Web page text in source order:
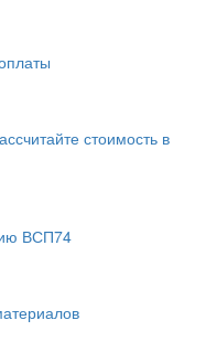
стоимость в
ВСП74